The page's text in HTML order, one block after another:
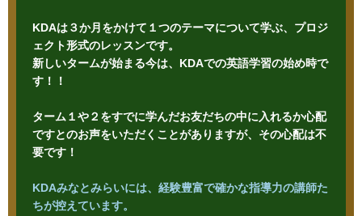
KDAは３か月をかけて１つのテーマについて学ぶ、プロジ
ェクト形式のレッスンです。
新しいタームが始まる今は、KDAでの英語学習の始め時で
す！！
ターム１や２をすでに学んだお友だちの中に入れるか心配
ですとのお声をいただくことがありますが、その心配は不
要です！
KDAみなとみらいには、経験豊富で確かな指導力の講師た
ちが控えています。